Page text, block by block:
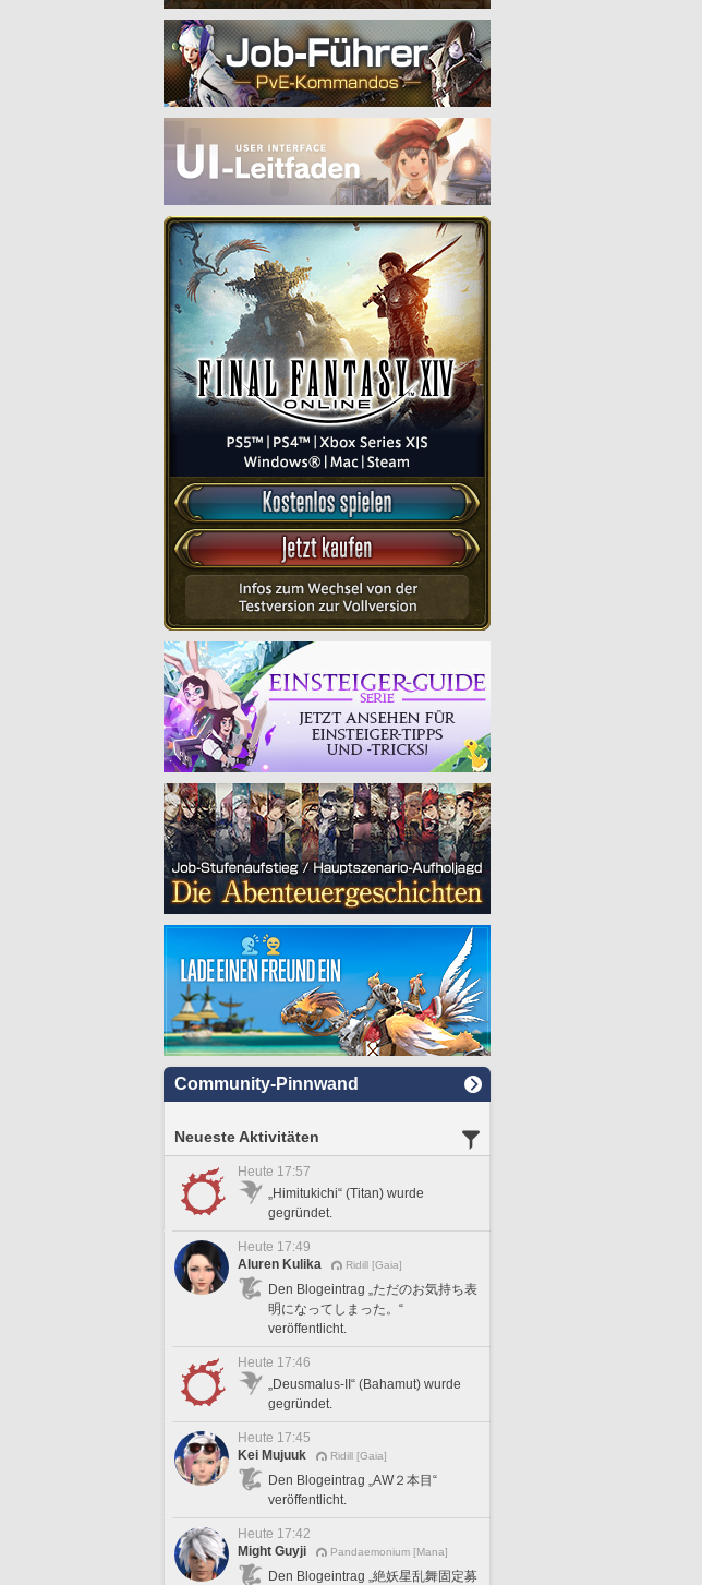
Community-Pinnwand
Neueste Aktivitäten
Heute 17:57
„Himitukichi“ (Titan) wurde
gegründet.
Heute 17:49
Aluren Kulika
Ridill [Gaia]
Den Blogeintrag „ただのお気持ち表
明になってしまった。“
veröffentlicht.
Heute 17:46
„Deusmalus-II“ (Bahamut) wurde
gegründet.
Heute 17:45
Kei Mujuuk
Ridill [Gaia]
Den Blogeintrag „AW２本目“
veröffentlicht.
Heute 17:42
Might Guyji
Pandaemonium [Mana]
Den Blogeintrag „絶妖星乱舞固定募